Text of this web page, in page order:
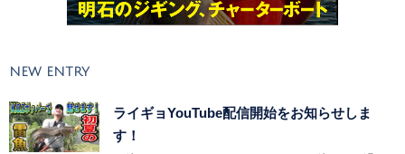
NEW ENTRY
ライギョYouTube配信開始をお知らせしま
す！